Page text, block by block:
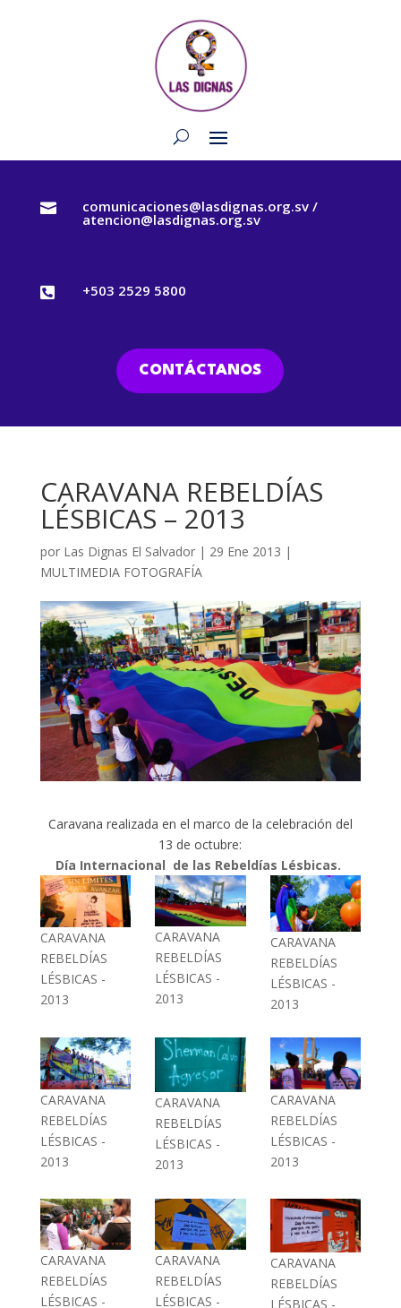
 comunicaciones@lasdignas.org.sv /
atencion@lasdignas.org.sv
 +503 2529 5800
CONTÁCTANOS
CARAVANA REBELDÍAS
LÉSBICAS – 2013
por Las Dignas El Salvador| 29 Ene 2013 |
MULTIMEDIA FOTOGRAFÍA
Caravana realizada en el marco de la celebración del
13 de octubre:
Día Internacional de las Rebeldías Lésbicas.
CARAVANA
REBELDÍAS
LÉSBICAS -
2013
CARAVANA
REBELDÍAS
LÉSBICAS -
2013
CARAVANA
REBELDÍAS
LÉSBICAS -
2013
CARAVANA
REBELDÍAS
LÉSBICAS -
2013
CARAVANA
REBELDÍAS
LÉSBICAS -
2013
CARAVANA
REBELDÍAS
LÉSBICAS -
2013
CARAVANA
REBELDÍAS
LÉSBICAS -
CARAVANA
REBELDÍAS
LÉSBICAS -
CARAVANA
REBELDÍAS
LÉSBICAS -